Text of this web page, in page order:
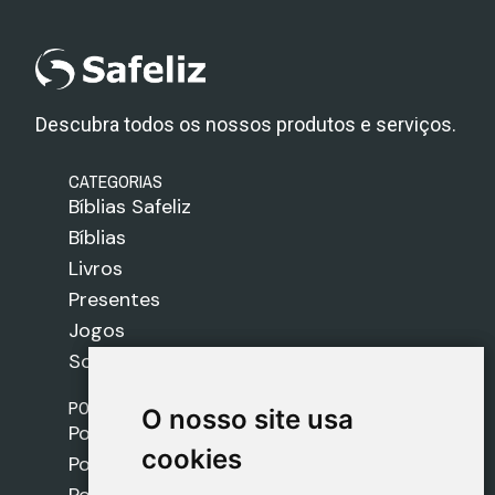
O nosso site usa
cookies
O nosso site usa
cookies
Descubra todos os nossos produtos e serviços.
CATEGORIAS
Bíblias Safeliz
Bíblias
Livros
Presentes
Jogos
Sobre nós
POLÍTICAS
Política de Envios
Política de Cookies